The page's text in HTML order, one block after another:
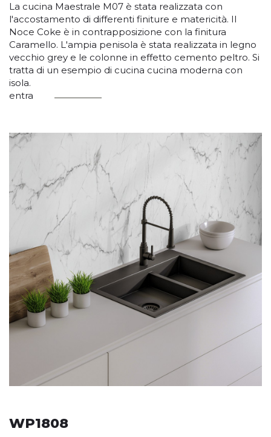
La cucina Maestrale M07 è stata realizzata con
l'accostamento di differenti finiture e matericità. Il
Noce Coke è in contrapposizione con la finitura
Caramello. L'ampia penisola è stata realizzata in legno
vecchio grey e le colonne in effetto cemento peltro. Si
tratta di un esempio di cucina cucina moderna con
isola.
entra
WP1808